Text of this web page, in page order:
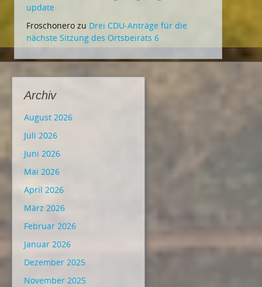
update
Froschonero zu Drei CDU-Anträge für die
nächste Sitzung des Ortsbeirats 6
Archiv
August 2026
Juli 2026
Juni 2026
Mai 2026
April 2026
März 2026
Februar 2026
Januar 2026
Dezember 2025
November 2025